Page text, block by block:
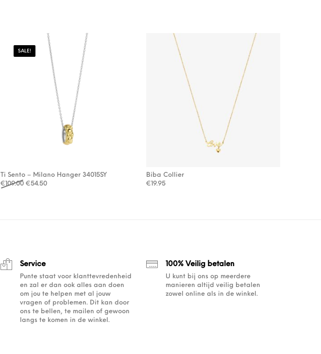
SALE!
Ti Sento – Milano Hanger 34015SY
€109.00 Oorspronkelijke prijs was: €109.00.
€54.50Huidige prijs is: €54.50.
Biba Collier
€19.95
Service
Punte staat voor klanttevredenheid
en zal er dan ook alles aan doen
om jou te helpen met al jouw
vragen of problemen. Dit kan door
ons te bellen, te mailen of gewoon
langs te komen in de winkel.
100% Veilig betalen
U kunt bij ons op meerdere
manieren altijd veilig betalen
zowel online als in de winkel.